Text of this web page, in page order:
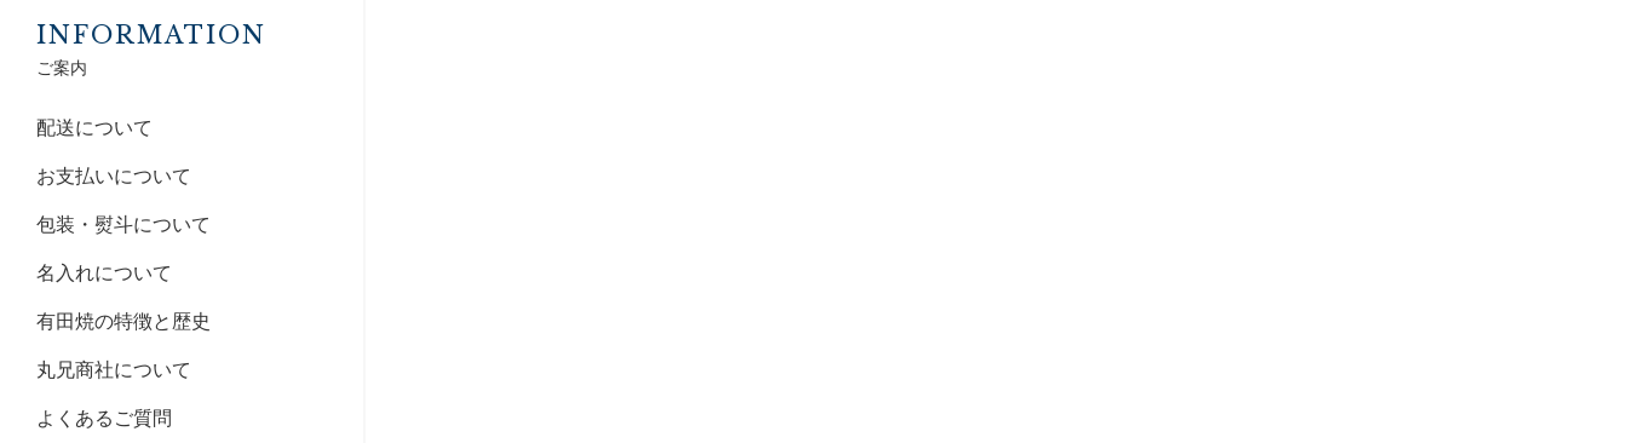
INFORMATION
ご案内
配送について
お支払いについて
包装・熨斗について
名入れについて
有田焼の特徴と歴史
丸兄商社について
よくあるご質問